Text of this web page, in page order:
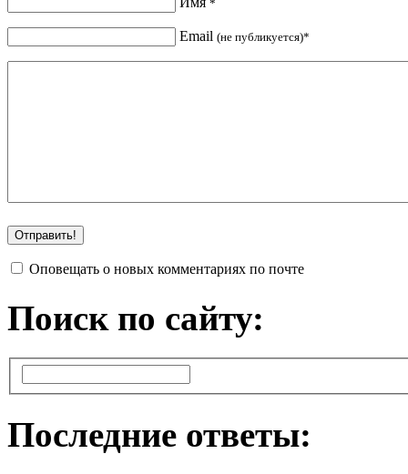
*
Email (не публикуется)*
Оповещать о новых комментариях по почте
Поиск по сайту:
Последние ответы: